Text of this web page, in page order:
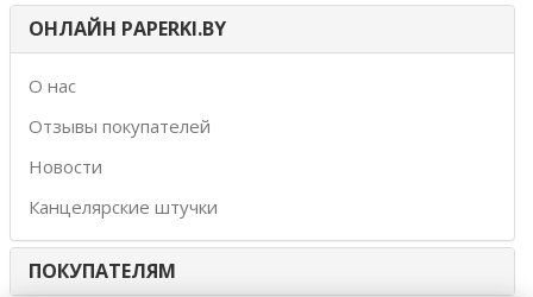
ОНЛАЙН PAPERKI.BY
О нас
Отзывы покупателей
Новости
Канцелярские штучки
ПОКУПАТЕЛЯМ